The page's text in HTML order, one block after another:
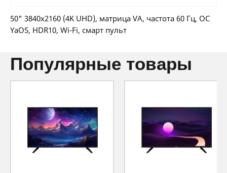
36 мес:57 BYN/мес
12 месяцев официальной гарантии от
производителя
50" 3840x2160 (4K UHD), матрица VA, частота 60 Гц, ОС
YaOS, HDR10, Wi-Fi, смарт пульт
популярные товары